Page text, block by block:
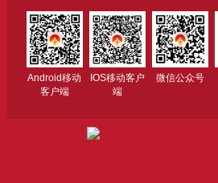
Android移动
客户端
IOS移动客户
端
微信公众号